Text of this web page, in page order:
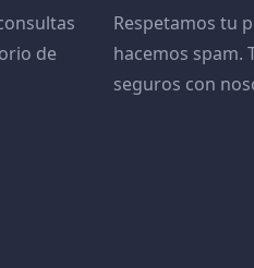
de
Respetamos tu
hacemos spam.
seguros con